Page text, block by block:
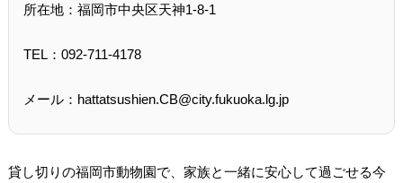
所在地：福岡市中央区天神1-8-1
TEL：092-711-4178
メール：hattatsushien.CB@city.fukuoka.lg.jp
貸し切りの福岡市動物園で、家族と一緒に安心して過ごせる今